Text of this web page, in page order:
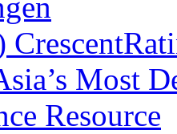
Most
Resource